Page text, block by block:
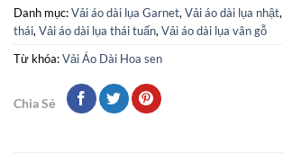
Danh mục:Vải áo dài lụa Garnet,Vải áo dài lụa nhật,
thái,Vải áo dài lụa thái tuấn,Vải áo dài lụa vân gỗ
Từ khóa:Vải Áo Dài Hoa sen
Chia Sẻ